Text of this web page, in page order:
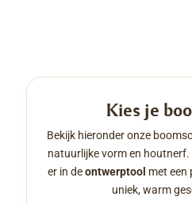
Kies je
Bekijk hieronder onze
natuurlijke vorm en
er in deontwerptool met een
uniek, warm